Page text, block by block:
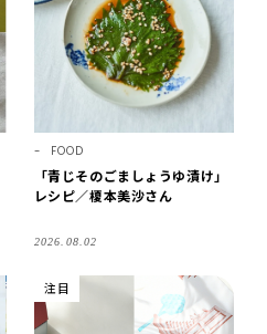
FOOD
「青じそのごましょうゆ漬け」
レシピ／榎本美沙さん
2026.08.02
注目